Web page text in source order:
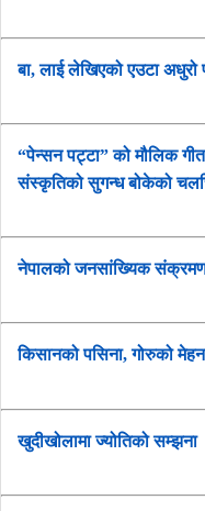
बा, लाई लेखिएको एउटा अधुरो
“पेन्सन पट्टा” को मौलिक
संस्कृतिको सुगन्ध बोकेको
नेपालको जनसांख्यिक
किसानको पसिना, गोरुको
खुदीखोलामा ज्योतिको सम्झना